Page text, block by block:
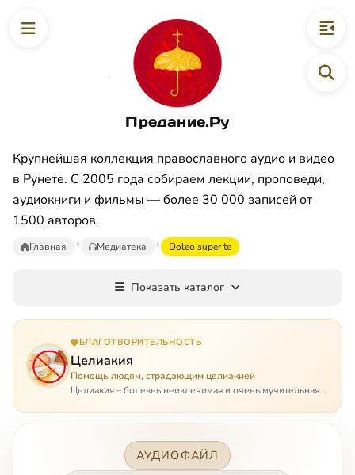
Предание.Ру
Крупнейшая коллекция православного аудио и видео
в Рунете. С 2005 года собираем лекции, проповеди,
аудиокниги и фильмы — более 30 000 записей от
1500 авторов.
Главная Медиатека Doleo super te
Показать каталог
БЛАГОТВОРИТЕЛЬНОСТЬ
Целиакия
Помощь людям, страдающим целиакией
Целиакия – болезнь неизлечимая и очень мучительная.
целиакией страдает в одиночестве, не представляя
АУДИОФАЙЛ